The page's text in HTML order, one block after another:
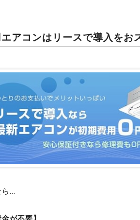
アコンはリースで導入をお
...
金が不要】